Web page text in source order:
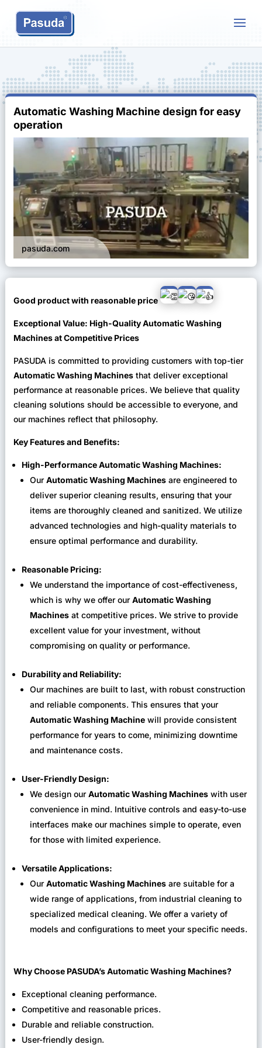
Automatic Washing Machine design for easy
operation
pasuda.com
Good product with reasonable price
Exceptional Value: High-Quality Automatic Washing
Machines at Competitive Prices
PASUDA is committed to providing customers with top-tier
Automatic Washing Machinesthat deliver exceptional
performance at reasonable prices. We believe that quality
cleaning solutions should be accessible to everyone, and
our machines reflect that philosophy.
Key Features and Benefits:
High-Performance Automatic Washing Machines:
Our Automatic Washing Machinesare engineered to
deliver superior cleaning results, ensuring that your
items are thoroughly cleaned and sanitized. We utilize
advanced technologies and high-quality materials to
ensure optimal performance and durability.
Reasonable Pricing:
We understand the importance of cost-effectiveness,
which is why we offer our Automatic Washing
Machinesat competitive prices. We strive to provide
excellent value for your investment, without
compromising on quality or performance.
Durability and Reliability:
Our machines are built to last, with robust construction
and reliable components. This ensures that your
Automatic Washing Machinewill provide consistent
performance for years to come, minimizing downtime
and maintenance costs.
User-Friendly Design:
We design our Automatic Washing Machineswith user
convenience in mind. Intuitive controls and easy-to-use
interfaces make our machines simple to operate, even
for those with limited experience.
Versatile Applications:
Our Automatic Washing Machinesare suitable for a
wide range of applications, from industrial cleaning to
specialized medical cleaning. We offer a variety of
models and configurations to meet your specific needs.
Why Choose PASUDA’s Automatic Washing Machines?
Exceptional cleaning performance.
Competitive and reasonable prices.
Durable and reliable construction.
User-friendly design.